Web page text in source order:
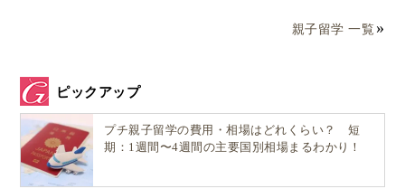
親子留学 一覧
ピックアップ
プチ親子留学の費用・相場はどれくらい？ 短
期：1週間〜4週間の主要国別相場まるわかり！